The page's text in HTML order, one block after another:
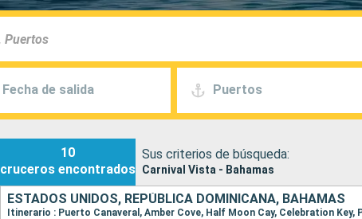
Fecha de salida Puertos
10
cruceros encontrados
Sus criterios de búsqueda:
Carnival Vista - Bahamas
ESTADOS UNIDOS, REPÚBLICA DOMINICANA, BAHAMAS
Itinerario : Puerto Canaveral, Amber Cove, Half Moon Cay, Celebration Key,